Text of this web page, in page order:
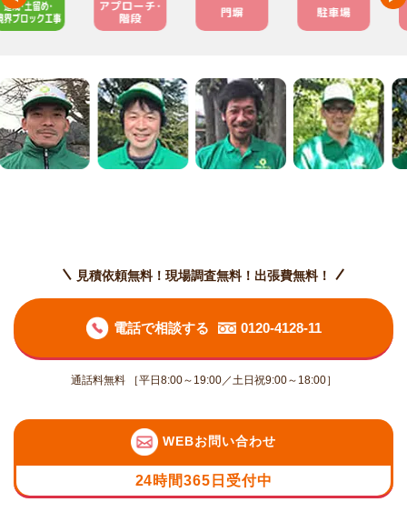
見積依頼無料！現場調査無料！出張費無料！
電話で相談する 0120-4128-11
通話料無料 ［平日8:00～19:00／土日祝9:00～18:00］
WEBお問い合わせ
24時間365日受付中